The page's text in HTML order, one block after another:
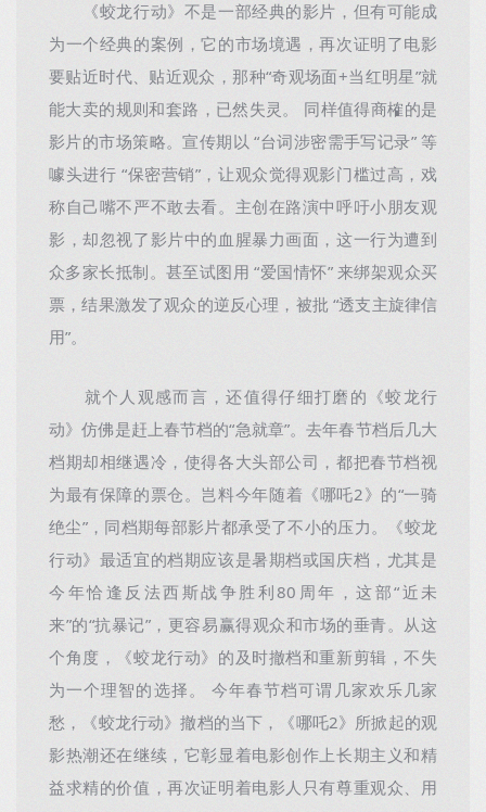
《蛟龙行动》不是一部经典的影片，但有可能成
为一个经典的案例，它的市场境遇，再次证明了电影
要贴近时代、贴近观众，那种“奇观场面+当红明星”就
能大卖的规则和套路，已然失灵。 同样值得商榷的是
影片的市场策略。宣传期以 “台词涉密需手写记录” 等
噱头进行 “保密营销”，让观众觉得观影门槛过高，戏
称自己嘴不严不敢去看。主创在路演中呼吁小朋友观
影，却忽视了影片中的血腥暴力画面，这一行为遭到
众多家长抵制。甚至试图用 “爱国情怀” 来绑架观众买
票，结果激发了观众的逆反心理，被批 “透支主旋律信
用”。
就个人观感而言，还值得仔细打磨的《蛟龙行
动》仿佛是赶上春节档的“急就章”。去年春节档后几大
档期却相继遇冷，使得各大头部公司，都把春节档视
为最有保障的票仓。岂料今年随着《哪吒2》的“一骑
绝尘”，同档期每部影片都承受了不小的压力。《蛟龙
行动》最适宜的档期应该是暑期档或国庆档，尤其是
今年恰逢反法西斯战争胜利80周年，这部“近未
来”的“抗暴记”，更容易赢得观众和市场的垂青。从这
个角度，《蛟龙行动》的及时撤档和重新剪辑，不失
为一个理智的选择。 今年春节档可谓几家欢乐几家
愁，《蛟龙行动》撤档的当下，《哪吒2》所掀起的观
影热潮还在继续，它彰显着电影创作上长期主义和精
益求精的价值，再次证明着电影人只有尊重观众、用